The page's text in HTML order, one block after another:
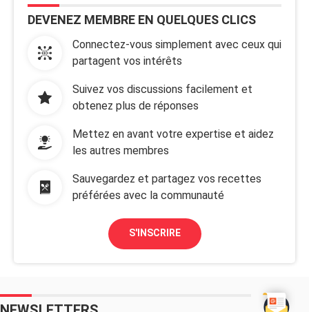
DEVENEZ MEMBRE EN QUELQUES CLICS
Connectez-vous simplement avec ceux qui
partagent vos intérêts
Suivez vos discussions facilement et
obtenez plus de réponses
Mettez en avant votre expertise et aidez
les autres membres
Sauvegardez et partagez vos recettes
préférées avec la communauté
S'INSCRIRE